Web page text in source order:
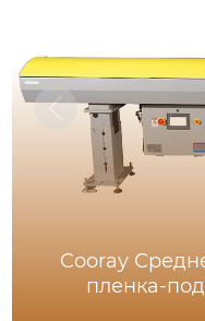
Cooray
пленка-